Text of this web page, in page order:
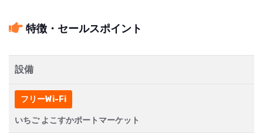
特徴・セールスポイント
設備
フリーWi-Fi
いちご よこすかポートマーケット